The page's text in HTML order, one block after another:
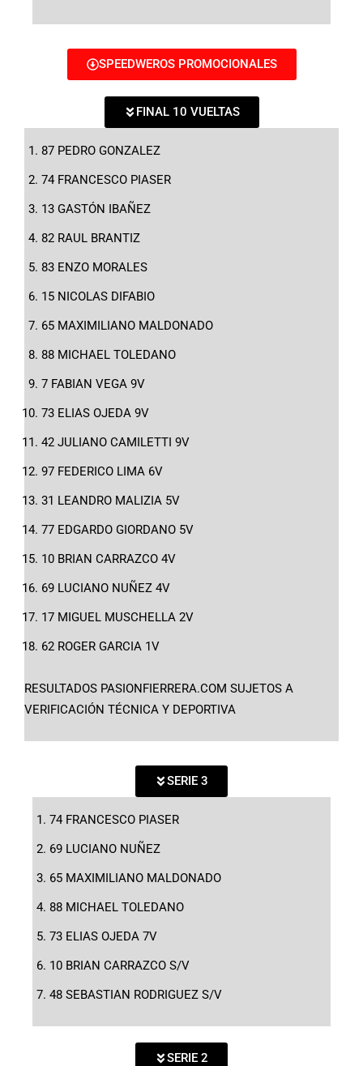
SPEEDWEROS PROMOCIONALES
FINAL 10 VUELTAS
87 PEDRO GONZALEZ
74 FRANCESCO PIASER
13 GASTÓN IBAÑEZ
82 RAUL BRANTIZ
83 ENZO MORALES
15 NICOLAS DIFABIO
65 MAXIMILIANO MALDONADO
88 MICHAEL TOLEDANO
7 FABIAN VEGA 9V
73 ELIAS OJEDA 9V
42 JULIANO CAMILETTI 9V
97 FEDERICO LIMA 6V
31 LEANDRO MALIZIA 5V
77 EDGARDO GIORDANO 5V
10 BRIAN CARRAZCO 4V
69 LUCIANO NUÑEZ 4V
17 MIGUEL MUSCHELLA 2V
62 ROGER GARCIA 1V
RESULTADOS PASIONFIERRERA.COM SUJETOS A
VERIFICACIÓN TÉCNICA Y DEPORTIVA
SERIE 3
74 FRANCESCO PIASER
69 LUCIANO NUÑEZ
65 MAXIMILIANO MALDONADO
88 MICHAEL TOLEDANO
73 ELIAS OJEDA 7V
10 BRIAN CARRAZCO S/V
48 SEBASTIAN RODRIGUEZ S/V
SERIE 2